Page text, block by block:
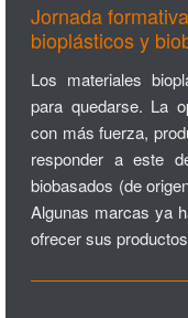
Jornada
bioplásticos y
Los materiales
para quedarse. La
con más fuerza,
responder a este
biobasados (de
Algunas marcas ya
ofrecer sus